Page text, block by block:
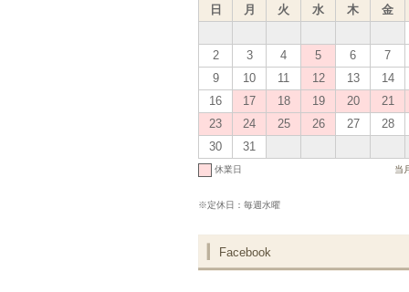
日
月 火 水 木 金
2
3 4 5 6 7
9
10 11 12 13 14
16
17 18 19 20 21
23
24 25 26 27 28
30
31
休業日 当
※定休日：毎週水曜
Facebook